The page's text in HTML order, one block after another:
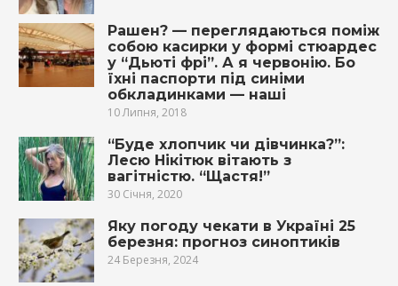
Pашен? — переглядаються поміж
собою касирки у формі стюардес
у “Дьюті фрі”. А я червонію. Бо
їхні паспорти під синіми
обкладинками — наші
10 Липня, 2018
“Буде хлопчик чи дівчинка?”:
Лесю Нікітюк вітають з
вагітністю. “Щастя!”
30 Січня, 2020
Яку погоду чекати в Україні 25
березня: прогноз синоптиків
24 Березня, 2024